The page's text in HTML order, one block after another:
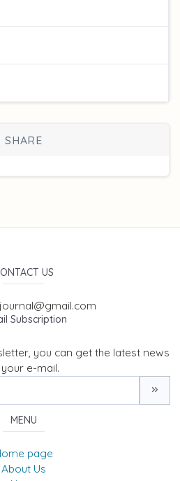
SHARE
US
Subscription
you can get the latest news
e-mail.
MENU
page
About Us